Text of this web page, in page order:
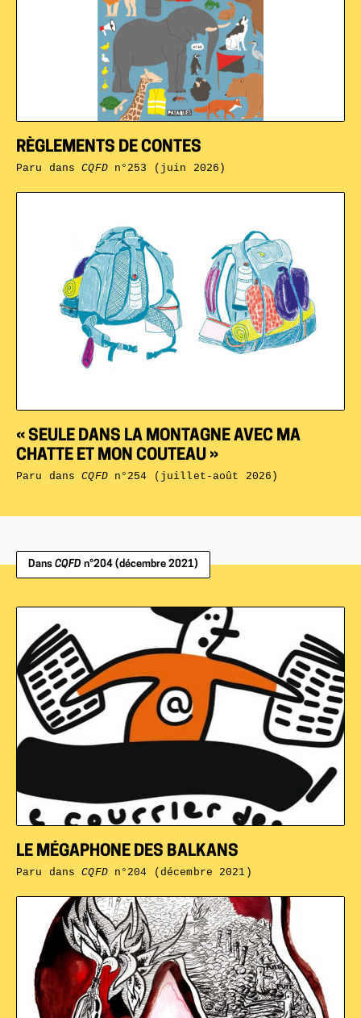
« SEULE DANS LA MONTAGNE AVEC MA
CHATTE ET MON COUTEAU »
Paru dansCQFDn°254 (juillet-août 2026)
RÈGLEMENTS DE CONTES
Paru dansCQFDn°253 (juin 2026)
Dans CQFD n°204 (décembre 2021)
LE MÉGAPHONE DES BALKANS
Paru dansCQFDn°204 (décembre 2021)